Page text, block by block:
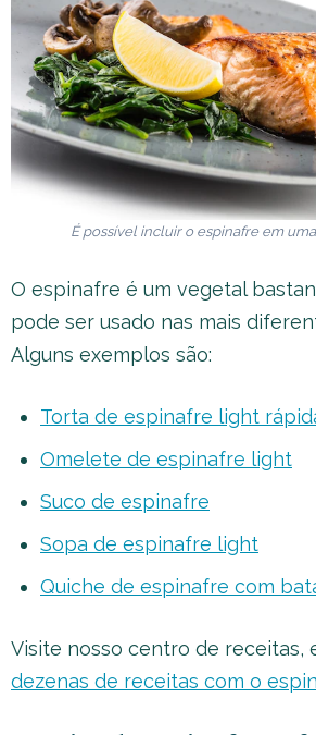
É possível incluir o espinafre em
O espinafre é um vegetal
pode ser usado nas mais
Alguns exemplos são:
Torta de espinafre light
Omelete de espinafre light
Suco de espinafre
Sopa de espinafre light
Quiche de espinafre com
Visite nosso centro de receitas,
dezenas de receitas com o